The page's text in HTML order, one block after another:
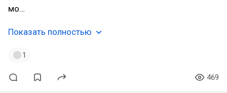
мо…
Показать полностью
1
469